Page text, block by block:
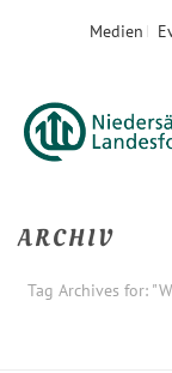
Medien
ARCHIV
Tag Archives for: